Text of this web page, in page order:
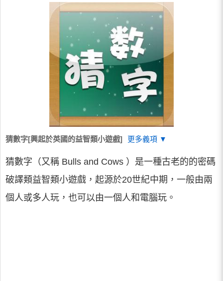
猜數字[興起於英國的益智類小遊戲] 更多義項 ▼
猜數字（又稱 Bulls and Cows ）是一種古老的的密碼
破譯類益智類小遊戲，起源於20世紀中期，一般由兩
個人或多人玩，也可以由一個人和電腦玩。